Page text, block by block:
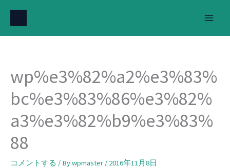
を
wp%e3%82%a2%e3%83%
bc%e3%83%86%e3%82%
a3%e3%82%b9%e3%83%
88
コメントする / Bywpmaster / 2016年11月8日